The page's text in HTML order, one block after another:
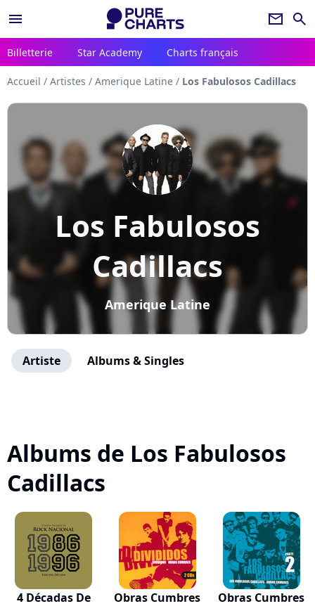
menu newsletter search
Billetterie Star Academy Charts français
Accueil / Artistes / Amerique Latine / Los Fabulosos Cadillacs
Los Fabulosos
Cadillacs
Amerique Latine
Artiste Albums & Singles
Albums de Los Fabulosos
Cadillacs
4 Décadas De
Obras Cumbres
Obras Cumbres